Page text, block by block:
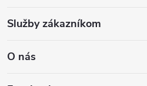
Služby zákazníkom
O nás